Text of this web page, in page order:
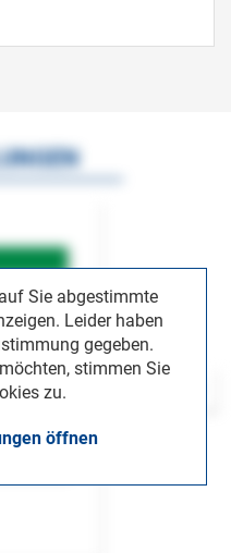
Sie abgestimmte
Leider haben
gegeben.
stimmen Sie
zu.
öffnen